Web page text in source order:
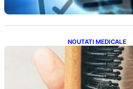
NOUTATI MEDICALE
Semnele
Impactul